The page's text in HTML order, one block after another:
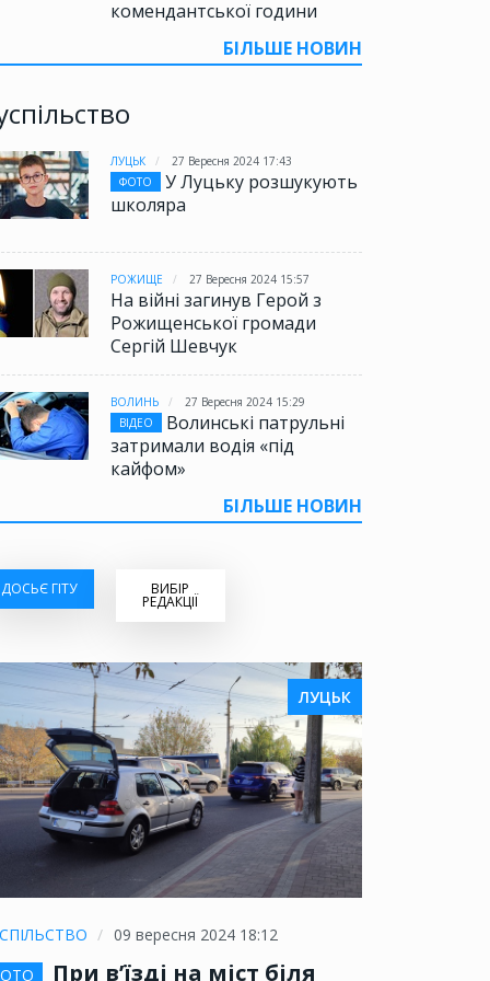
комендантської години
БІЛЬШЕ НОВИН
ЛУЦЬК
27 Вересня 2024 17:43
ФОТО
У Луцьку розшукують
школяра
РОЖИЩЕ 27 Вересня 2024 15:57
На війні загинув Герой з
Рожищенської громади
Сергій Шевчук
ВОЛИНЬ
27 Вересня 2024 15:29
ВІДЕО
Волинські патрульні
затримали водія «під
кайфом»
БІЛЬШЕ НОВИН
ДОСЬЄ ГІТУ ВИБІР
РЕДАКЦІЇ
ЛУЦЬК
09 вересня 2024 18:12
При в’їзді на міст біля